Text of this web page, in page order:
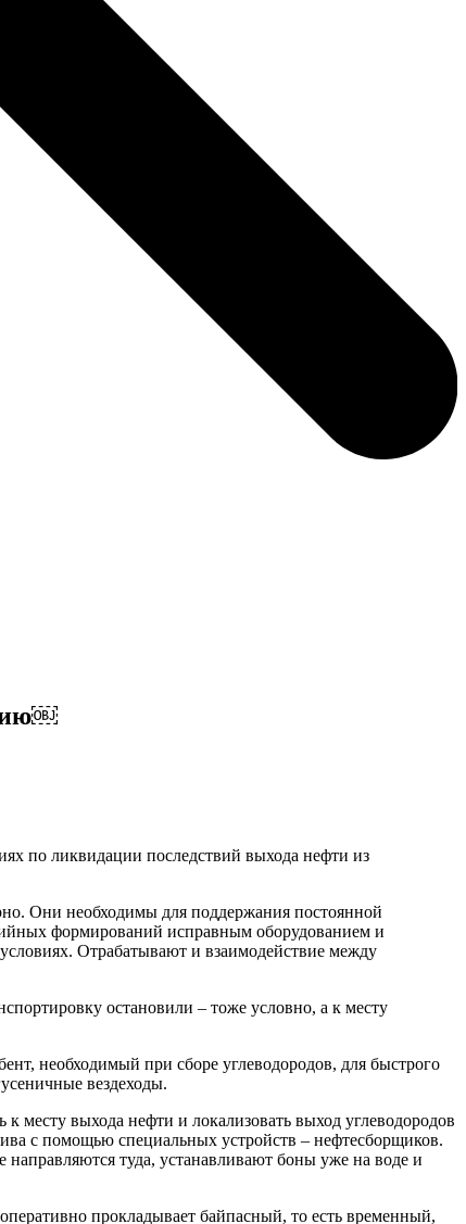
по ликвидации последствий выхода нефти из
Они необходимы для поддержания постоянной
формирований исправным оборудованием и
Отрабатывают и взаимодействие между
остановили – тоже условно, а к месту
необходимый при сборе углеводородов, для быстрого
вездеходы.
месту выхода нефти и локализовать выход углеводородов
с помощью специальных устройств – нефтесборщиков.
туда, устанавливают боны уже на воде и
прокладывает байпасный, то есть временный,